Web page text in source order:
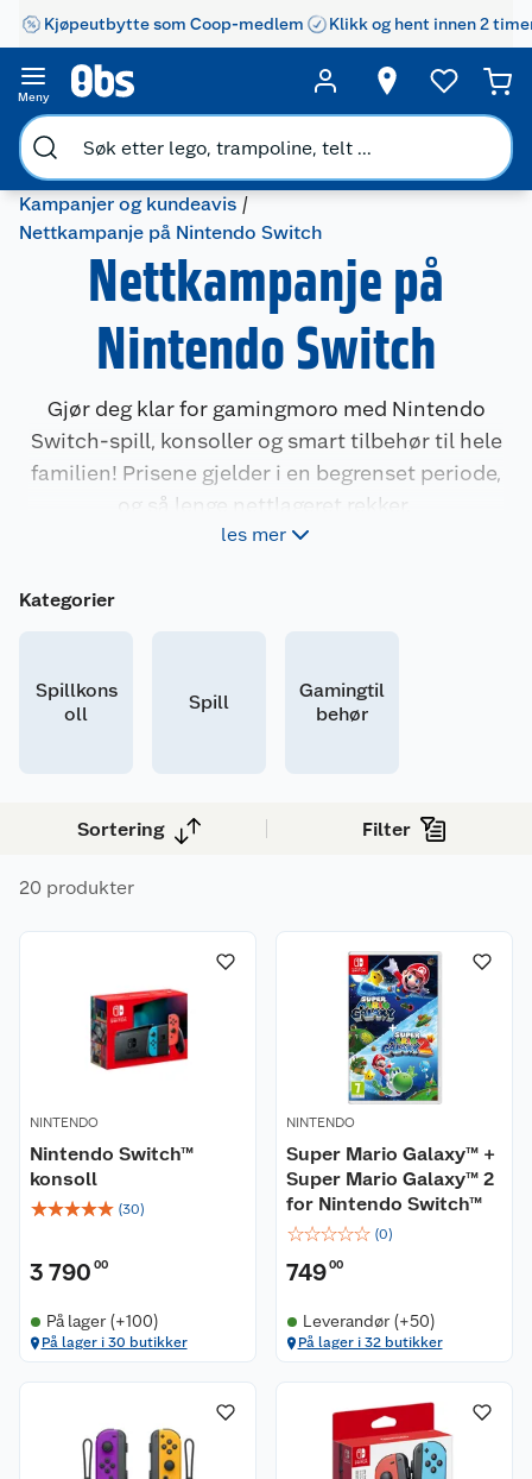
Kjøpeutbytte som Coop-medlem Klikk og hent innen 2
Meny
Kampanjer og kundeavis
Nettkampanje på Nintendo Switch
Nettkampanje på
Nintendo Switch
Gjør deg klar for gamingmoro med Nintendo
Switch-spill, konsoller og smart tilbehør til hele
familien! Prisene gjelder i en begrenset periode,
og så lenge nettlageret rekker.
les mer
Kategorier
Spillkons
oll
Spill
Gamingtil
behør
Sortering Filter
20 produkter
NINTENDO
Nintendo Switch™
konsoll
☆☆☆☆☆ (30)
3 790 00
På lager (+100)
På lager i 30 butikker
NINTENDO
Super Mario Galaxy™ +
Super Mario Galaxy™ 2
for Nintendo Switch™
☆☆☆☆☆ (0)
74900
Leverandør (+50)
På lager i 32 butikker